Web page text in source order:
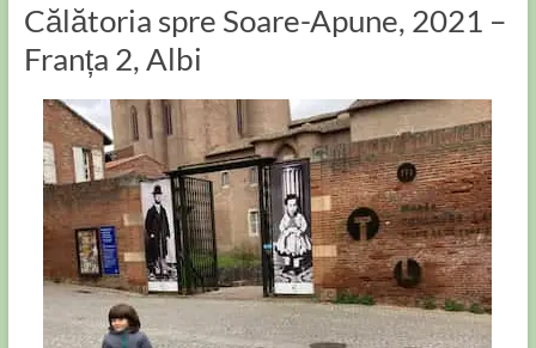
Călătoria spre Soare-Apune, 2021 –
Franța 2, Albi